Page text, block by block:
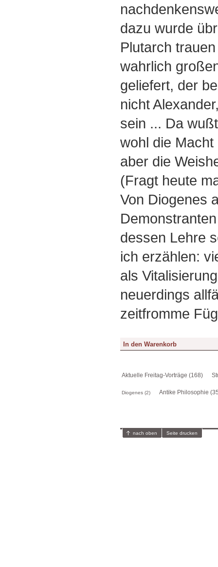
dazu wurde
Plutarch
wahrlich
geliefert, der
nicht
sein ... Da
wohl die
aber die
(Fragt heute
Von Diogenes
dessen Lehre
ich erzählen:
als
neuerdings
zeitfromme
Aktuelle Freitag-Vorträge (168)
Diogenes (2) Antike Philosophie
nach oben Seite drucken